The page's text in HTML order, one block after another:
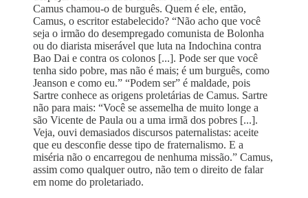
Camus chamou-o de burguês. Quem é ele, então,
Camus, o escritor estabelecido? “Não acho que você
seja o irmão do desempregado comunista de Bolonha
ou do diarista miserável que luta na Indochina contra
Bao Dai e contra os colonos [...]. Pode ser que você
tenha sido pobre, mas não é mais; é um burguês, como
Jeanson e como eu.” “Podem ser” é maldade, pois
Sartre conhece as origens proletárias de Camus. Sartre
não para mais: “Você se assemelha de muito longe a
são Vicente de Paula ou a uma irmã dos pobres [...].
Veja, ouvi demasiados discursos paternalistas: aceite
que eu desconfie desse tipo de fraternalismo. E a
miséria não o encarregou de nenhuma missão.” Camus,
assim como qualquer outro, não tem o direito de falar
em nome do proletariado.